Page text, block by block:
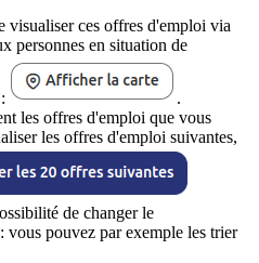
visualiser ces offres d'emploi via
personnes en situation de
.
les offres d'emploi que vous
les offres d'emploi suivantes,
de changer le
vous pouvez par exemple les trier